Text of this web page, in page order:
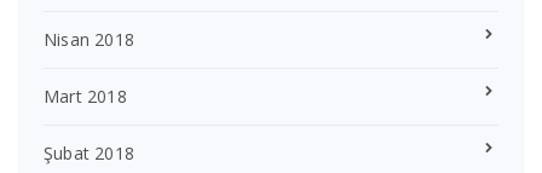
Nisan 2018
Mart 2018
Şubat 2018